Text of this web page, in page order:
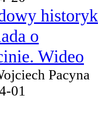
historyk
o
Wideo
Pacyna
01